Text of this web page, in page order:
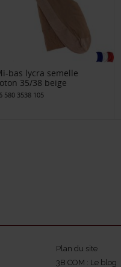
bas lycra semelle
35/38 beige
580 3538 105
Plan du site
3B COM : Le blog